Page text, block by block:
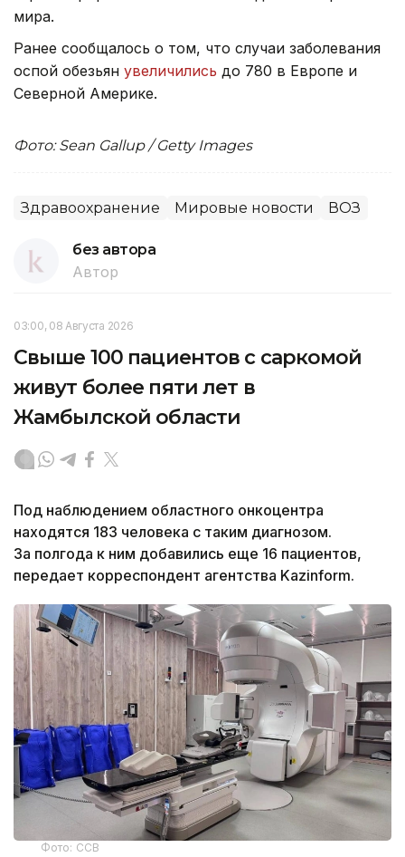
мира.
Ранее сообщалось о том, что случаи заболевания
оспой обезьян увеличились до 780 в Европе и
Северной Америке.
Фото: Sean Gallup / Getty Images
Здравоохранение Мировые новости ВОЗ
без автора
Автор
03:00, 08 Августа 2026
Свыше 100 пациентов с саркомой
живут более пяти лет в
Жамбылской области
Под наблюдением областного онкоцентра
находятся 183 человека с таким диагнозом.
За полгода к ним добавились еще 16 пациентов,
передает корреспондент агентства Kazinform.
Фото: ССВ